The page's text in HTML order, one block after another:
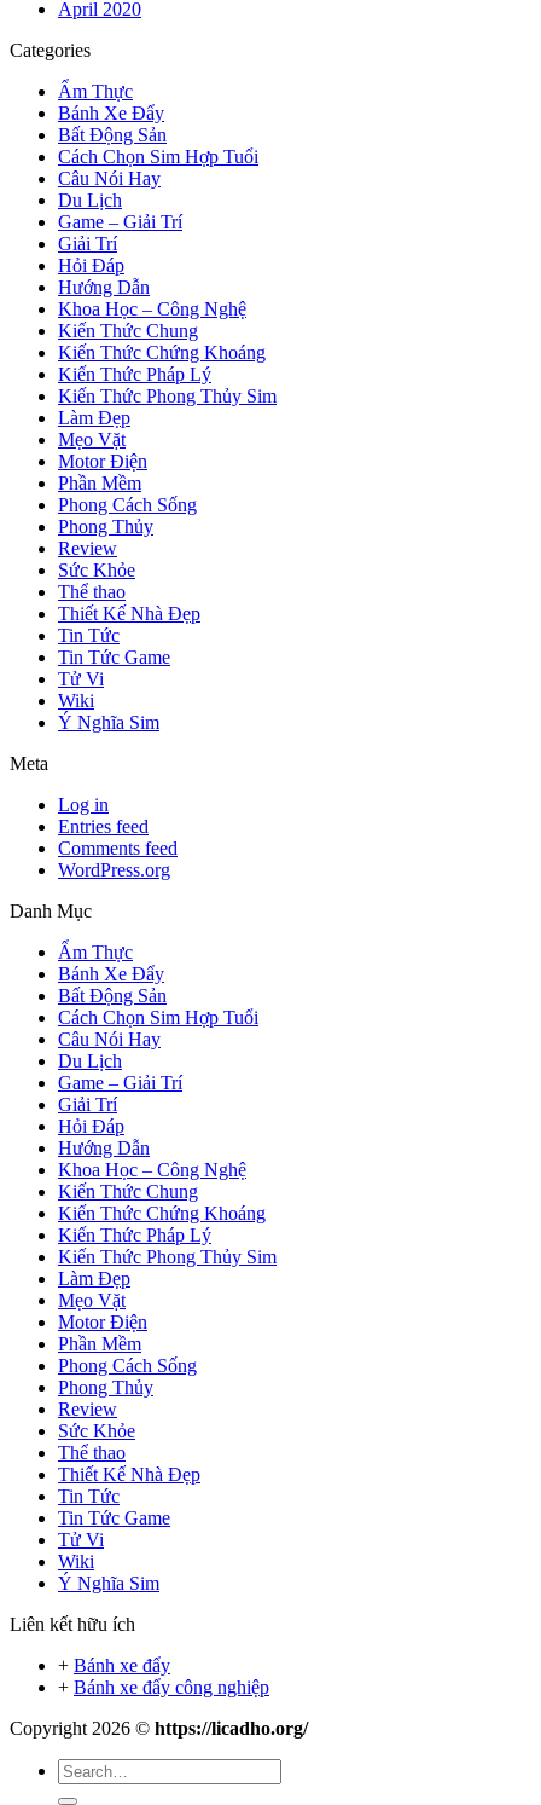
April 2020
Categories
Ẩm Thực
Bánh Xe Đẩy
Bất Động Sản
Cách Chọn Sim Hợp Tuổi
Câu Nói Hay
Du Lịch
Game – Giải Trí
Giải Trí
Hỏi Đáp
Hướng Dẫn
Khoa Học – Công Nghệ
Kiến Thức Chung
Kiến Thức Chứng Khoáng
Kiến Thức Pháp Lý
Kiến Thức Phong Thủy Sim
Làm Đẹp
Mẹo Vặt
Motor Điện
Phần Mềm
Phong Cách Sống
Phong Thủy
Review
Sức Khỏe
Thể thao
Thiết Kế Nhà Đẹp
Tin Tức
Tin Tức Game
Tử Vi
Wiki
Ý Nghĩa Sim
Meta
Log in
Entries feed
Comments feed
WordPress.org
Danh Mục
Ẩm Thực
Bánh Xe Đẩy
Bất Động Sản
Cách Chọn Sim Hợp Tuổi
Câu Nói Hay
Du Lịch
Game – Giải Trí
Giải Trí
Hỏi Đáp
Hướng Dẫn
Khoa Học – Công Nghệ
Kiến Thức Chung
Kiến Thức Chứng Khoáng
Kiến Thức Pháp Lý
Kiến Thức Phong Thủy Sim
Làm Đẹp
Mẹo Vặt
Motor Điện
Phần Mềm
Phong Cách Sống
Phong Thủy
Review
Sức Khỏe
Thể thao
Thiết Kế Nhà Đẹp
Tin Tức
Tin Tức Game
Tử Vi
Wiki
Ý Nghĩa Sim
Liên kết hữu ích
+ Bánh xe đẩy
+ Bánh xe đẩy công nghiệp
Copyright 2026 © https://licadho.org/